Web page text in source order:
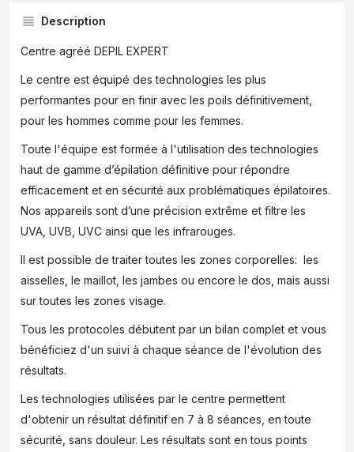
Description
Centre agréé DEPIL EXPERT
Le centre est équipé des technologies les plus
performantes pour en finir avec les poils définitivement,
pour les hommes comme pour les femmes.
Toute l'équipe est formée à l'utilisation des technologies
haut de gamme d’épilation définitive pour répondre
efficacement et en sécurité aux problématiques épilatoires.
Nos appareils sont d’une précision extrême et filtre les
UVA, UVB, UVC ainsi que les infrarouges.
Il est possible de traiter toutes les zones corporelles: les
aisselles, le maillot, les jambes ou encore le dos, mais aussi
sur toutes les zones visage.
Tous les protocoles débutent par un bilan complet et vous
bénéficiez d'un suivi à chaque séance de l'évolution des
résultats.
Les technologies utilisées par le centre permettent
d'obtenir un résultat définitif en 7 à 8 séances, en toute
sécurité, sans douleur. Les résultats sont en tous points